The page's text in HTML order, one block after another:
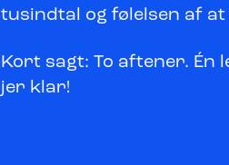
tusindtal og følelsen af
Kort sagt: To aftener. Én
jer klar!